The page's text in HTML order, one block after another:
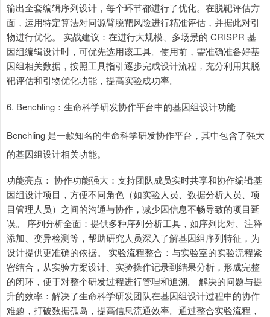
输出全套编辑序列设计，每个环节都进行了优化。在脱靶评估方
面，运用特定算法对同源臂脱靶风险进行精准评估，并据此对引
物进行优化。 实战建议：在进行大规模、多场景的 CRISPR 基
因组编辑设计时，可优先选用该工具。使用前，需准确准备好基
因组相关数据，按照工具指引逐步完成设计流程，充分利用其脱
靶评估和引物优化功能，提高实验成功率。
6. Benchling：生命科学研发协作平台中的基因组设计功能
Benchling 是一款知名的生命科学研发协作平台，其中包含了强大
的基因组设计相关功能。
功能亮点： 协作功能强大：支持团队成员实时共享和协作编辑基
因组设计项目，方便不同角色（如实验人员、数据分析人员、项
目管理人员）之间的沟通与协作，减少因信息不畅导致的项目延
误。 序列分析全面：提供多种序列分析工具，如序列比对、注释
添加、变异检测等，帮助研究人员深入了解基因组序列特征，为
设计提供更准确的依据。 实验流程整合：与实验室的实验流程紧
密结合，从实验方案设计、实验操作记录到结果分析，形成完整
的闭环，便于对整个研发过程进行管理和追溯。 解决的问题与提
升的效率：解决了生命科学研发团队在基因组设计过程中的协作
难题，打破数据孤岛，提高信息流通效率。通过整合实验流程，